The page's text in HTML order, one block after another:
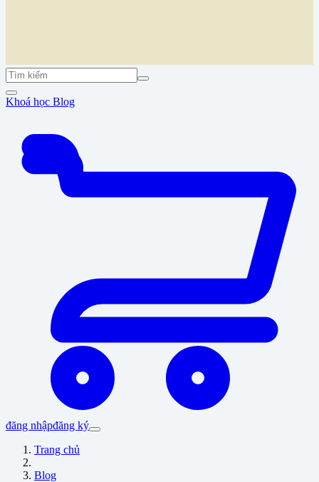
Khoá học Blog
đăng nhậpđăng ký
Trang chủ
Blog